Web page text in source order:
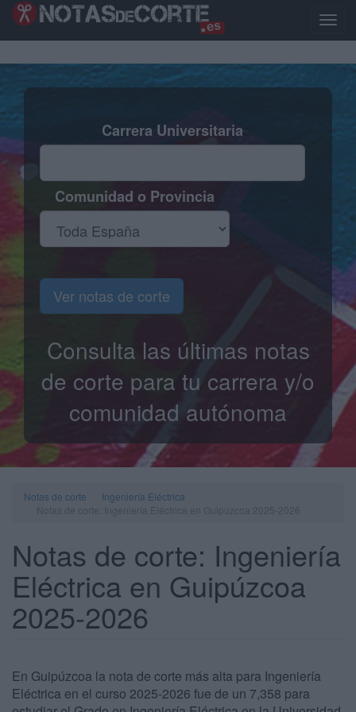
Pasar
Toggle
Carrera Universitaria
Comunidad o Provincia
Ver notas de corte
Consulta las últimas notas
de corte para tu carrera y/o
comunidad autónoma
Notas de corte
Ingeniería Eléctrica
Notas de corte: Ingeniería
Eléctrica en Guipúzcoa
2025-2026
En Guipúzcoa la nota de corte más alta para Ingeniería
Eléctrica en el curso 2025-2026 fue de un 7,358 para